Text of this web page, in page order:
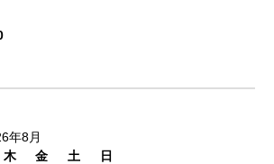
年8月
木 金 土
日